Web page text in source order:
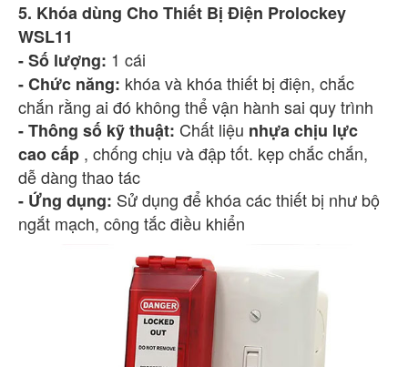
5. Khóa dùng Cho Thiết Bị Điện Prolockey
WSL11
- Số lượng: 1 cái
- Chức năng: khóa và khóa thiết bị điện, chắc
chắn rằng ai đó không thể vận hành sai quy trình
- Thông số kỹ thuật: Chất liệu nhựa chịu lực
cao cấp , chống chịu và đập tốt. kẹp chắc chắn,
dễ dàng thao tác
- Ứng dụng: Sử dụng để khóa các thiết bị như bộ
ngắt mạch, công tắc điều khiển